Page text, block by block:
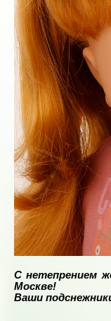
С нетепрением
Москве!
Ваши